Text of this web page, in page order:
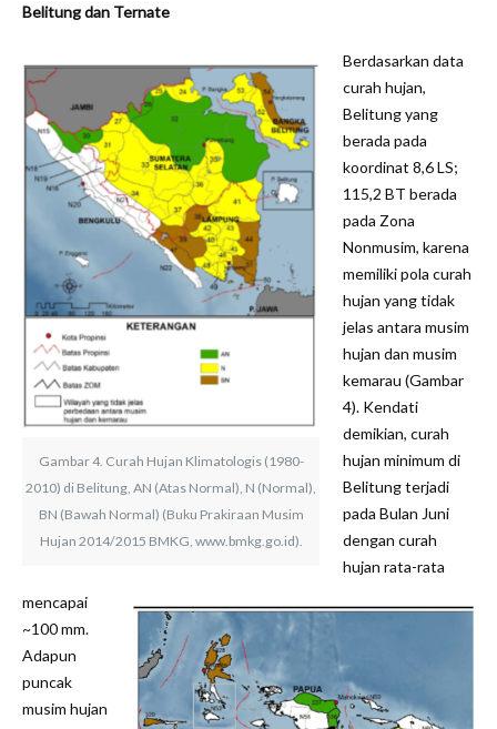
Belitung dan Ternate
Gambar 4. Curah Hujan Klimatologis (1980-
2010) di Belitung, AN (Atas Normal), N (Normal),
BN (Bawah Normal) (Buku Prakiraan Musim
Hujan 2014/2015 BMKG, www.bmkg.go.id).
Berdasarkan data
curah hujan,
Belitung yang
berada pada
koordinat 8,6 LS;
115,2 BT berada
pada Zona
Nonmusim, karena
memiliki pola curah
hujan yang tidak
jelas antara musim
hujan dan musim
kemarau (Gambar
4). Kendati
demikian, curah
hujan minimum di
Belitung terjadi
pada Bulan Juni
dengan curah
hujan rata-rata
mencapai
~100 mm.
Adapun
puncak
musim hujan